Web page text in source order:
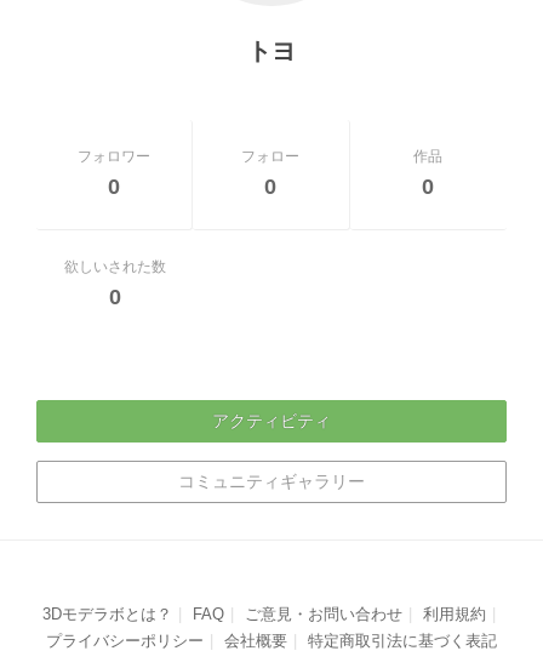
トヨ
フォロワー
0
フォロー
0
作品
0
欲しいされた数
0
アクティビティ
コミュニティギャラリー
3Dモデラボとは？ FAQ ご意見・お問い合わせ
利用規約
プライバシーポリシー
会社概要 特定商取引法に基づく表記